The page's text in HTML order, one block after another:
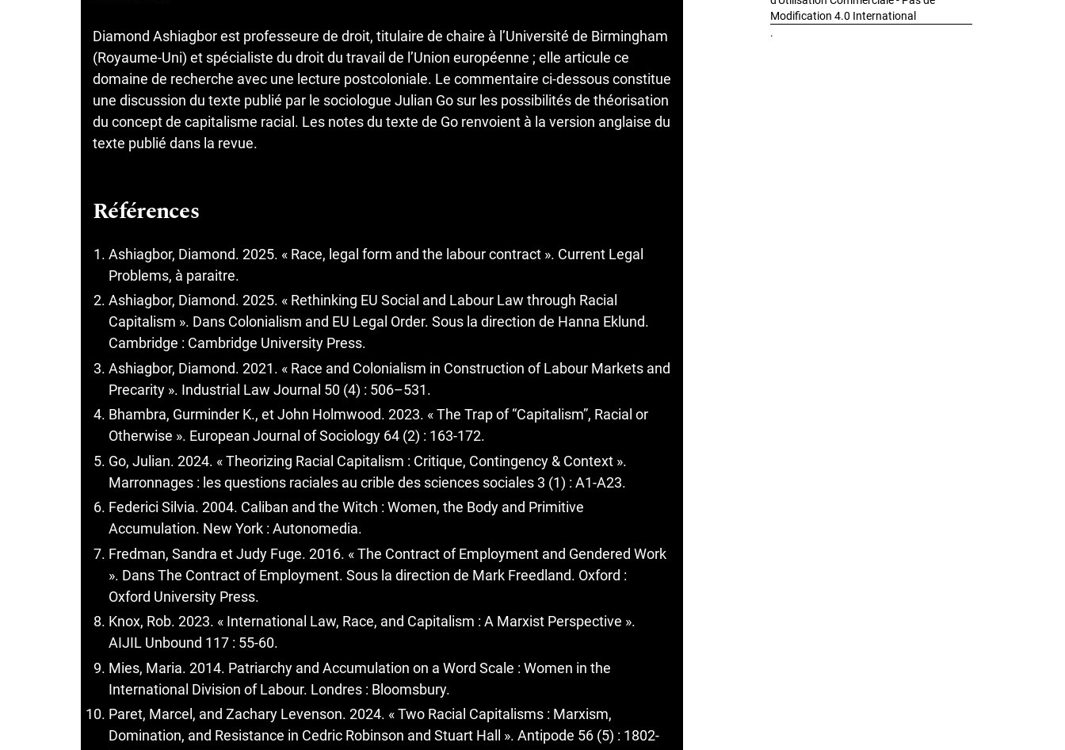
Diamond Ashiagbor est professeure de droit, titulaire de chaire à l’Université de Birmingham
(Royaume-Uni) et spécialiste du droit du travail de l’Union européenne ; elle articule ce
domaine de recherche avec une lecture postcoloniale. Le commentaire ci-dessous constitue
une discussion du texte publié par le sociologue Julian Go sur les possibilités de théorisation
du concept de capitalisme racial. Les notes du texte de Go renvoient à la version anglaise du
texte publié dans la revue.
Références
Ashiagbor, Diamond. 2025. « Race, legal form and the labour contract ». Current Legal
Problems, à paraitre.
Ashiagbor, Diamond. 2025. « Rethinking EU Social and Labour Law through Racial
Capitalism ». Dans Colonialism and EU Legal Order. Sous la direction de Hanna Eklund.
Cambridge : Cambridge University Press.
Ashiagbor, Diamond. 2021. « Race and Colonialism in Construction of Labour Markets and
Precarity ». Industrial Law Journal 50 (4) : 506–531.
Bhambra, Gurminder K., et John Holmwood. 2023. « The Trap of “Capitalism”, Racial or
Otherwise ». European Journal of Sociology 64 (2) : 163-172.
Go, Julian. 2024. « Theorizing Racial Capitalism : Critique, Contingency & Context ».
Marronnages : les questions raciales au crible des sciences sociales 3 (1) : A1-A23.
Federici Silvia. 2004. Caliban and the Witch : Women, the Body and Primitive
Accumulation. New York : Autonomedia.
Fredman, Sandra et Judy Fuge. 2016. « The Contract of Employment and Gendered Work
». Dans The Contract of Employment. Sous la direction de Mark Freedland. Oxford :
Oxford University Press.
Knox, Rob. 2023. « International Law, Race, and Capitalism : A Marxist Perspective ».
AIJIL Unbound 117 : 55-60.
Mies, Maria. 2014. Patriarchy and Accumulation on a Word Scale : Women in the
International Division of Labour. Londres : Bloomsbury.
Paret, Marcel, and Zachary Levenson. 2024. « Two Racial Capitalisms : Marxism,
Domination, and Resistance in Cedric Robinson and Stuart Hall ». Antipode 56 (5) : 1802-
Modification 4.0 International
.